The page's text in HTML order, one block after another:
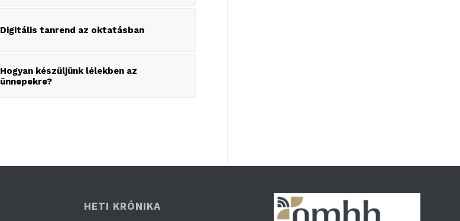
Digitális tanrend az oktatásban
Hogyan készüljünk lélekben az
ünnepekre?
HETI KRÓNIKA